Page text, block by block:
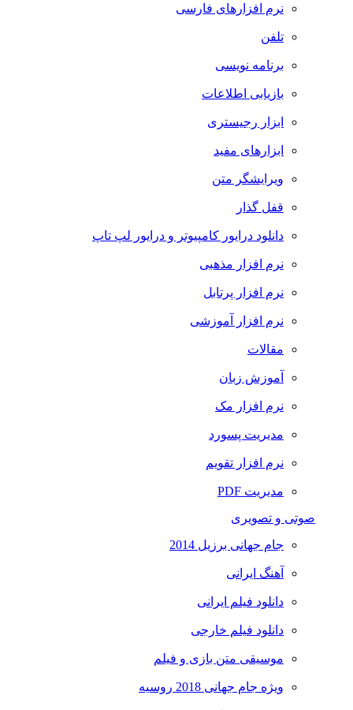
نرم افزارهای فارسی
تلفن
برنامه نویسی
بازیابی اطلاعات
ابزار رجیستری
ابزارهای مفید
ویرایشگر متن
قفل گذار
دانلود درایور کامپیوتر و درایور لپ تاپ
نرم افزار مذهبی
نرم افزار پرتابل
نرم افزار آموزشی
مقالات
آموزش زبان
نرم افزار مک
مدیریت پسورد
نرم افزار تقویم
مدیریت PDF
صوتی و تصویری
جام جهانی برزیل 2014
آهنگ ایرانی
دانلود فیلم ایرانی
دانلود فیلم خارجی
موسیقی متن بازی و فیلم
ویژه جام جهانی 2018 روسیه